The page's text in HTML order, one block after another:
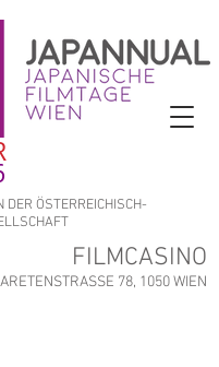
DER ÖSTERREICHISCH-
FILMCASINO
78, 1050 WIEN